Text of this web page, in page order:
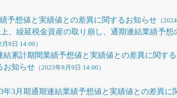
予想値と実績値との差異に関するお知らせ （
、繰延税金資産の取り崩し、通期連結業績予
月9日 14:00）
結累計期間業績予想値と実績値との差異に関す
お知らせ （2023年8月9日 14:00）
年3月期通期連結業績予想値と実績値との差異に